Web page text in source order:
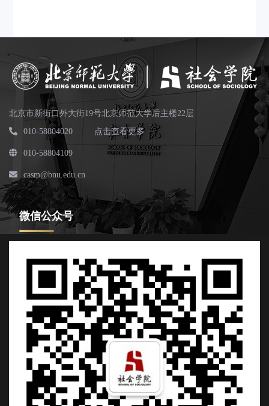
北京市新街口外大街19号北京师范大学后主楼22层
010-58804020
点击查看更多
010-58804109
casm@bnu.edu.cn
微信公众号